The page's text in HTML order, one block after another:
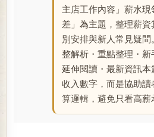
主店工作內容」薪水
差」為主題，整理薪
別安排與新人常見疑問
整解析・重點整理・新
延伸閱讀・最新資訊本
收入數字，而是協助
算邏輯，避免只看高薪